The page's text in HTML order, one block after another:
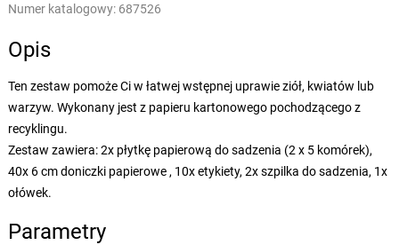
Numer katalogowy: 687526
Opis
Ten zestaw pomoże Ci w łatwej wstępnej uprawie ziół, kwiatów lub
warzyw. Wykonany jest z papieru kartonowego pochodzącego z
recyklingu.
Zestaw zawiera: 2x płytkę papierową do sadzenia (2 x 5 komórek),
40x 6 cm doniczki papierowe , 10x etykiety, 2x szpilka do sadzenia, 1x
ołówek.
Parametry